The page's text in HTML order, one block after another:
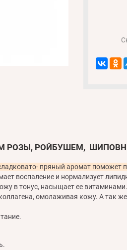
РОЙБУШЕМ,
пряный аромат поможет
воспаление и нормализует
в тонус, насыщает ее витаминами.
омолаживая кожу. А так